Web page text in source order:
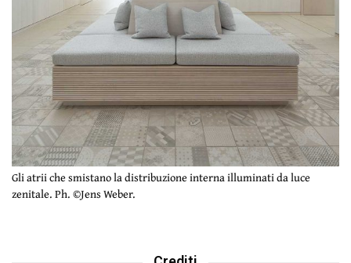
Gli atrii che smistano la distribuzione interna illuminati da luce
zenitale. Ph. ©Jens Weber.